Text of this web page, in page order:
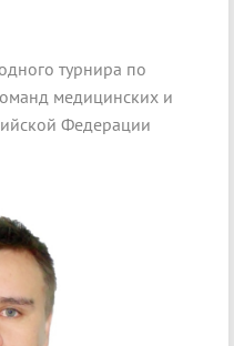
турнира по
медицинских и
Федерации